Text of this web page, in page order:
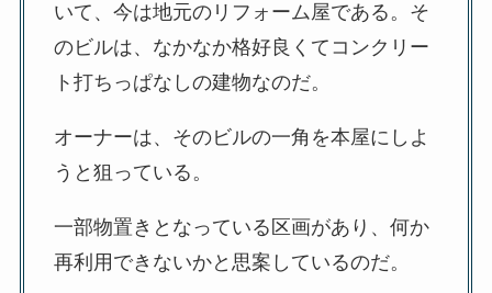
いて、今は地元のリフォーム屋である。そ
のビルは、なかなか格好良くてコンクリー
ト打ちっぱなしの建物なのだ。
オーナーは、そのビルの一角を本屋にしよ
うと狙っている。
一部物置きとなっている区画があり、何か
再利用できないかと思案しているのだ。